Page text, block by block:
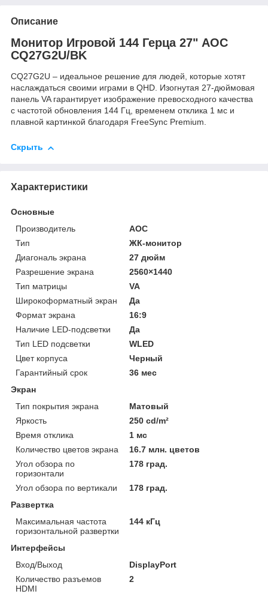
Описание
Монитор Игровой 144 Герца 27" AOC
CQ27G2U/BK
CQ27G2U – идеальное решение для людей, которые хотят
наслаждаться своими играми в QHD. Изогнутая 27-дюймовая
панель VA гарантирует изображение превосходного качества
с частотой обновления 144 Гц, временем отклика 1 мс и
плавной картинкой благодаря FreeSync Premium.
Скрыть
Характеристики
Основные
Производитель
AOC
Тип
ЖК-монитор
Диагональ экрана
27 дюйм
Разрешение экрана
2560×1440
Тип матрицы
VA
Широкоформатный экран
Да
Формат экрана
16:9
Наличие LED-подсветки
Да
Тип LED подсветки
WLED
Цвет корпуса
Черный
Гарантийный срок
36 мес
Экран
Тип покрытия экрана
Матовый
Яркость
250 cd/m²
Время отклика
1 мс
Количество цветов экрана
16.7 млн. цветов
Угол обзора по
горизонтали
178 град.
Угол обзора по вертикали
178 град.
Развертка
Максимальная частота
горизонтальной развертки
144 кГц
Интерфейсы
Вход/Выход
DisplayPort
Количество разъемов
HDMI
2